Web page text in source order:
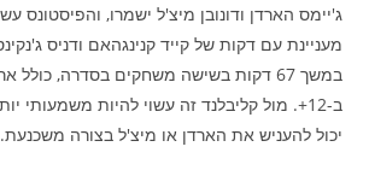
ג'יימס הארדן ודונובן מיצ'ל ישמרו, והפיסטונס
מעניינת עם דקות של קייד קנינגהאם ודניס
במשך 67 דקות בשישה משחקים בסדרה, כולל
ב-12+. מול קליבלנד זה עשוי להיות
יכול להעניש את הארדן או מיצ'ל בצורה משכנעת.